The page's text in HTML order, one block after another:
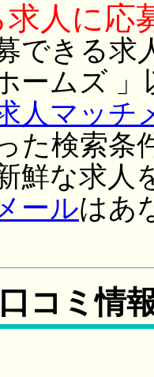
人に応
できる求
ムズ 」
人マッチ
た検索条
鮮な求人
ールはあ
コミ情